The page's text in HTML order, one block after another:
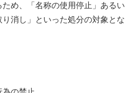
め、「名称の使用停止」あるい
消し」といった処分の対象とな